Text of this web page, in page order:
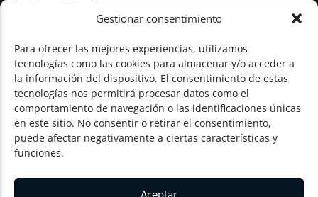
Gestionar consentimiento
Para ofrecer las mejores experiencias, utilizamos
tecnologías como las cookies para almacenar y/o acceder a
la información del dispositivo. El consentimiento de estas
tecnologías nos permitirá procesar datos como el
comportamiento de navegación o las identificaciones únicas
en este sitio. No consentir o retirar el consentimiento,
puede afectar negativamente a ciertas características y
funciones.
Aceptar
© Todos los derechos reservados